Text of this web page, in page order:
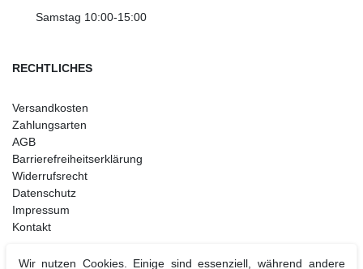
Samstag 10:00-15:00
RECHTLICHES
Versandkosten
Zahlungsarten
AGB
Barrierefreiheitserklärung
Widerrufsrecht
Datenschutz
Impressum
Kontakt
Wir nutzen Cookies. Einige sind essenziell, während andere